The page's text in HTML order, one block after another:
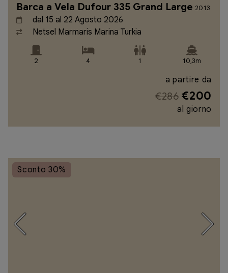
Barca a Vela Dufour 335 Grand Large 2013
dal 15 al 22 Agosto 2026
Netsel Marmaris Marina Turkia
2 4 1 10,3m
a partire da
€286 €200
al giorno
Sconto 30%